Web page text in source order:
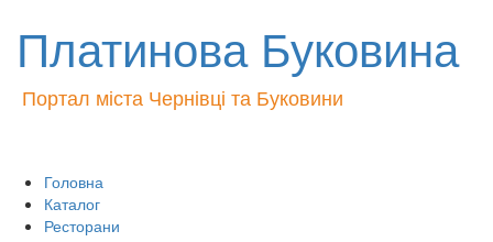
Платинова Буковина
Портал міста Чернівці та Буковини
Головна
Каталог
Ресторани